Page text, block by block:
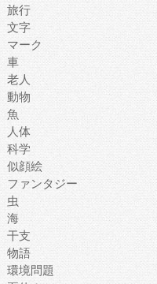
旅行
文字
マーク
車
老人
動物
魚
人体
科学
似顔絵
ファンタジー
虫
海
干支
物語
環境問題